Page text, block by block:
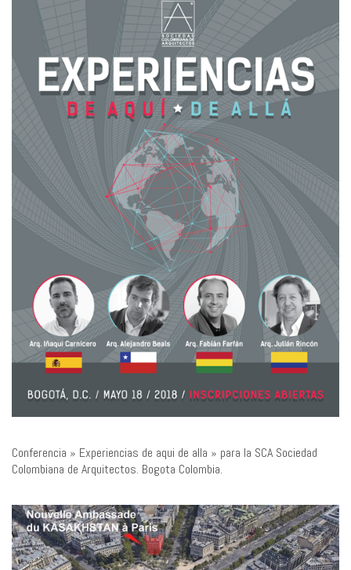
Conferencia » Experiencias de aqui de alla » para la SCA Sociedad
Colombiana de Arquitectos. Bogota Colombia.